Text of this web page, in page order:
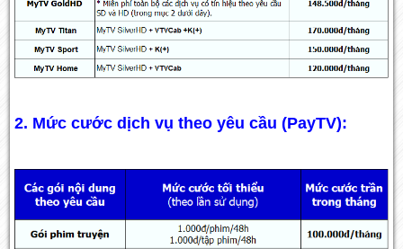
2. Mức cước dịch vụ theo yêu cầu (PayTV):